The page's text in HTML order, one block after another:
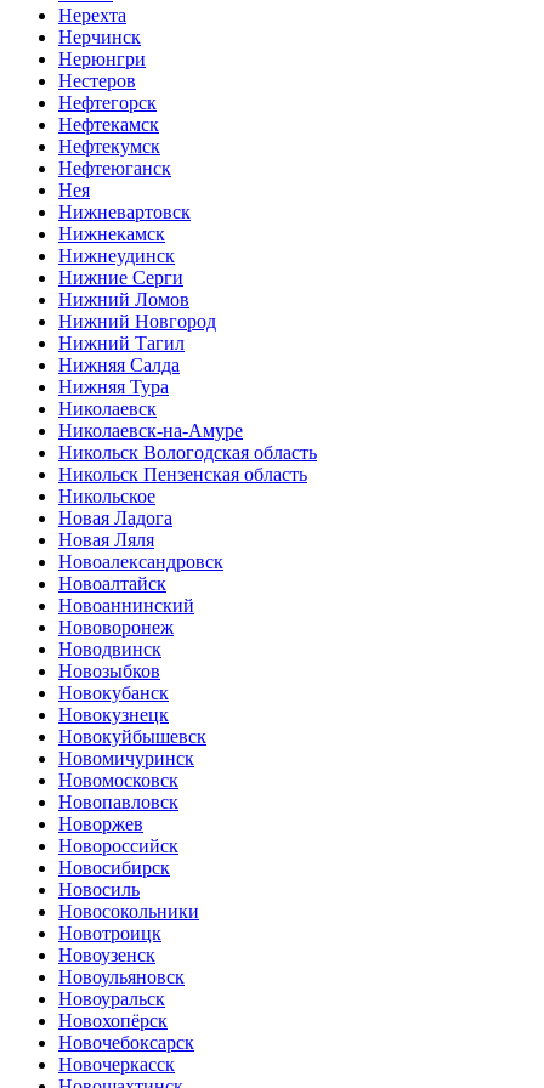
Нерехта
Нерчинск
Нерюнгри
Нестеров
Нефтегорск
Нефтекамск
Нефтекумск
Нефтеюганск
Нея
Нижневартовск
Нижнекамск
Нижнеудинск
Нижние Серги
Нижний Ломов
Нижний Новгород
Нижний Тагил
Нижняя Салда
Нижняя Тура
Николаевск
Николаевск-на-Амуре
Никольск Вологодская область
Никольск Пензенская область
Никольское
Новая Ладога
Новая Ляля
Новоалександровск
Новоалтайск
Новоаннинский
Нововоронеж
Новодвинск
Новозыбков
Новокубанск
Новокузнецк
Новокуйбышевск
Новомичуринск
Новомосковск
Новопавловск
Новоржев
Новороссийск
Новосибирск
Новосиль
Новосокольники
Новотроицк
Новоузенск
Новоульяновск
Новоуральск
Новохопёрск
Новочебоксарск
Новочеркасск